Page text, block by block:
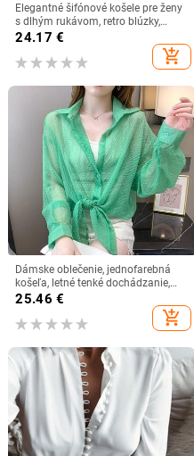
Elegantné šifónové košele pre ženy
s dlhým rukávom, retro blúzky,
kórejská móda, ležérne blúzky,
ženské topy s mašľou a výstrihom
do kancelárie
24.17 €
add_shopping_cart
Dámske oblečenie, jednofarebná
košeľa, letné tenké dochádzanie,
jednoradové, s dlhým rukávom,
módna obväzová golier, voľná
blúzka
25.46 €
add_shopping_cart